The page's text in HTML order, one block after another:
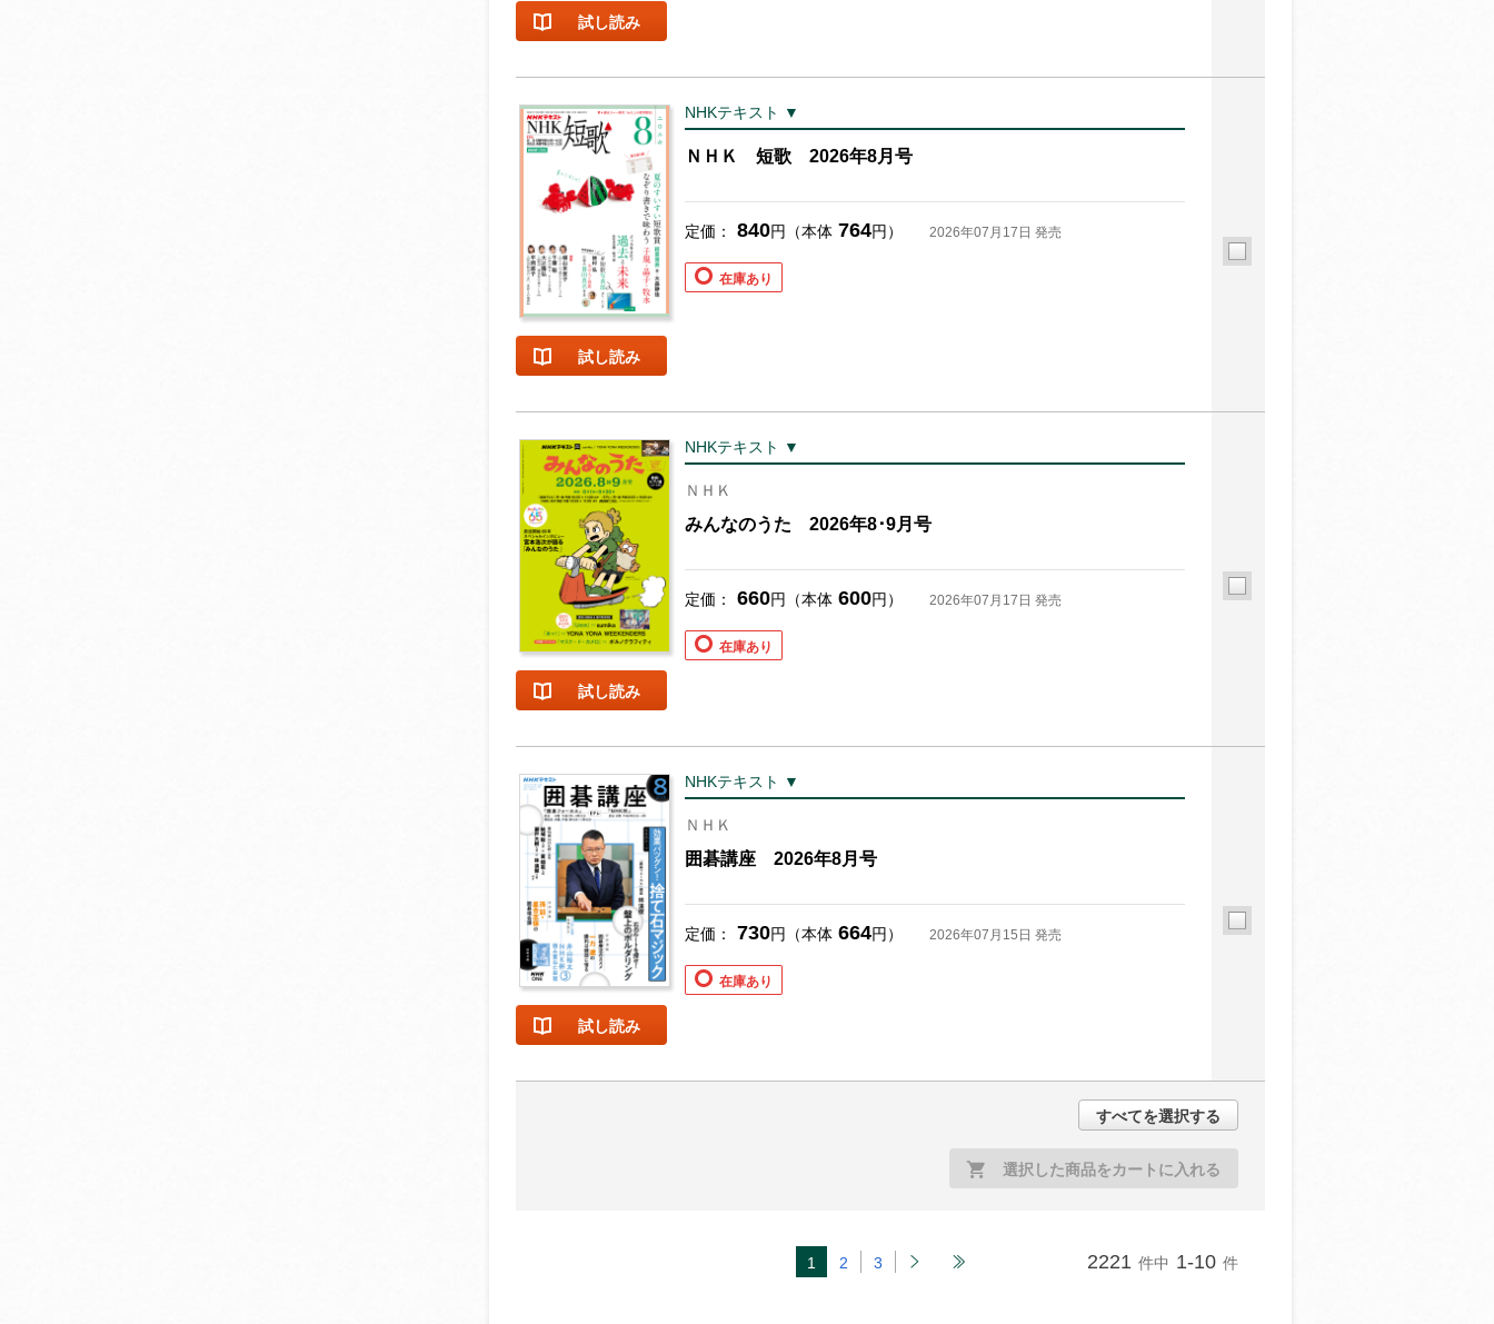
試し読み
試し読み
NHKテキスト ▼
ＮＨＫ 短歌 2026年8月号
定価： 840円（本体 764円） 2026年07月17日 発売
在庫あり
試し読み
NHKテキスト ▼
ＮＨＫ
みんなのうた 2026年8･9月号
定価： 660円（本体 600円） 2026年07月17日 発売
在庫あり
試し読み
NHKテキスト ▼
ＮＨＫ
囲碁講座 2026年8月号
定価： 730円（本体 664円） 2026年07月15日 発売
在庫あり
すべてを選択する
選択した商品をカートに入れる
1 2 3 2221 件中 1-10 件